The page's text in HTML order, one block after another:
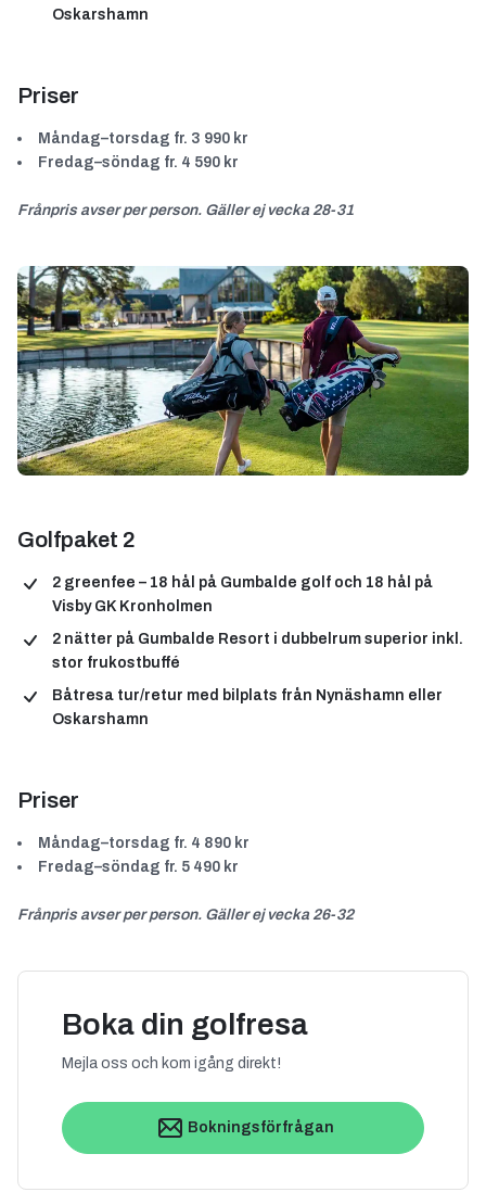
Oskarshamn
Priser
Måndag–torsdag fr. 3 990 kr
Fredag–söndag fr. 4 590 kr
Frånpris avser per person. Gäller ej vecka 28-31
Golfpaket 2
2 greenfee – 18 hål på Gumbalde golf och 18 hål på
Visby GK Kronholmen
2 nätter på Gumbalde Resort i dubbelrum superior inkl.
stor frukostbuffé
Båtresa tur/retur med bilplats från Nynäshamn eller
Oskarshamn
Priser
Måndag–torsdag fr. 4 890 kr
Fredag–söndag fr. 5 490 kr
Frånpris avser per person. Gäller ej vecka 26-32
Boka din golfresa
Mejla oss och kom igång direkt!
Bokningsförfrågan